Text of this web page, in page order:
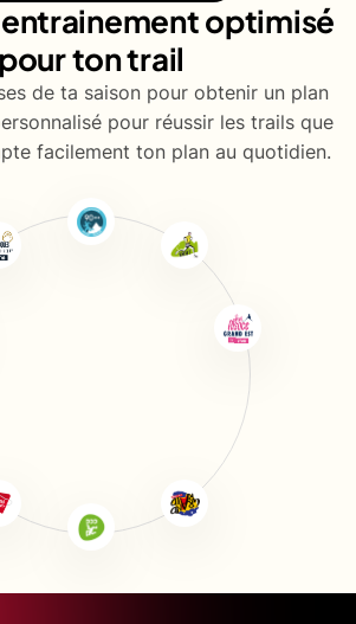
optimisé
pour ton trail
de ta saison pour obtenir un plan
pour réussir les trails que
facilement ton plan au quotidien.